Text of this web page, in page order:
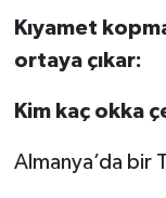
Kıyamet
ortaya çıkar:
Kim kaç okka
Almanya’da bir